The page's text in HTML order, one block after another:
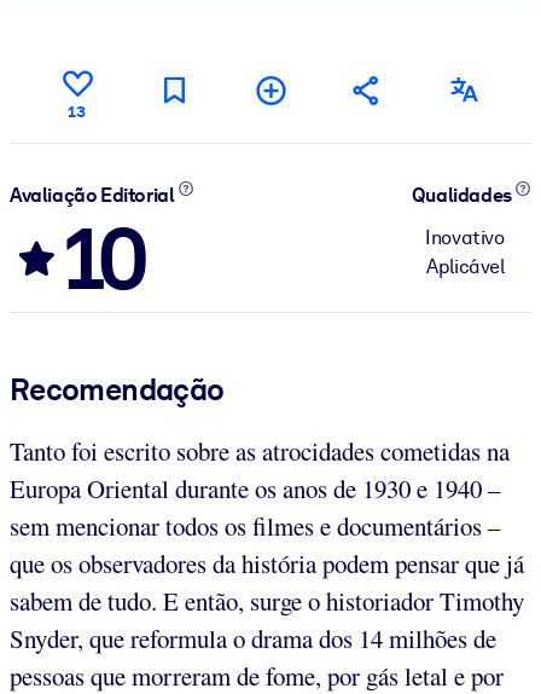
13
Avaliação Editorial
10
Qualidades
Inovativo
Aplicável
Recomendação
Tanto foi escrito sobre as atrocidades cometidas na
Europa Oriental durante os anos de 1930 e 1940 –
sem mencionar todos os filmes e documentários –
que os observadores da história podem pensar que já
sabem de tudo. E então, surge o historiador Timothy
Snyder, que reformula o drama dos 14 milhões de
pessoas que morreram de fome, por gás letal e por